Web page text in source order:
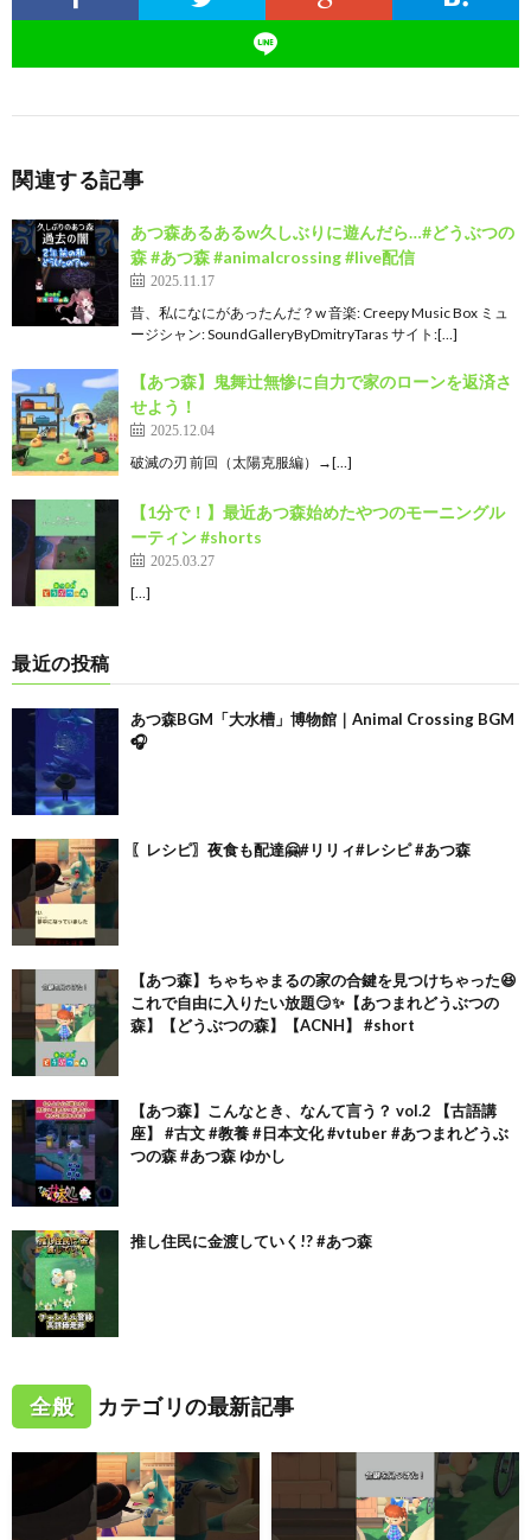
関連する記事
あつ森あるあるw久しぶりに遊んだら…#どうぶつの
森 #あつ森 #animalcrossing #live配信
2025.11.17
昔、私になにがあったんだ？w 音楽: Creepy Music Box ミュ
ージシャン: SoundGalleryByDmitryTaras サイト:[…]
【あつ森】鬼舞辻無惨に自力で家のローンを返済さ
せよう！
2025.12.04
破滅の刃 前回（太陽克服編）→[…]
【1分で！】最近あつ森始めたやつのモーニングル
ーティン #shorts
2025.03.27
[…]
最近の投稿
あつ森BGM「大水槽」博物館｜Animal Crossing BGM
🎧
〖レシピ〗夜食も配達🤗#リリィ#レシピ #あつ森
【あつ森】ちゃちゃまるの家の合鍵を見つけちゃった😆
これで自由に入りたい放題😏✨【あつまれどうぶつの
森】【どうぶつの森】【ACNH】 #short
【あつ森】こんなとき、なんて言う？ vol.2 【古語講
座】 #古文 #教養 #日本文化 #vtuber #あつまれどうぶ
つの森 #あつ森 ゆかし
推し住民に金渡していく!? #あつ森
全般 カテゴリの最新記事